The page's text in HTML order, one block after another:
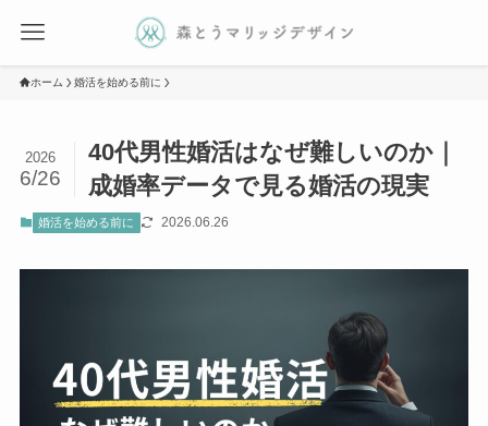
ホーム 婚活を始める前に
40代男性婚活はなぜ難しいのか｜
成婚率データで見る婚活の現実
2026
6/26
婚活を始める前に 2026.06.26